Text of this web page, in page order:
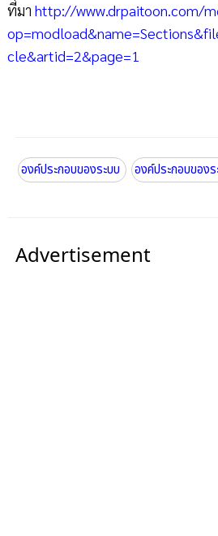
ที่มา http://www.drpaitoon.com/
cle&artid=2&page=1
องค์ประกอบของระบบ องค์ประกอบของร
Advertisement